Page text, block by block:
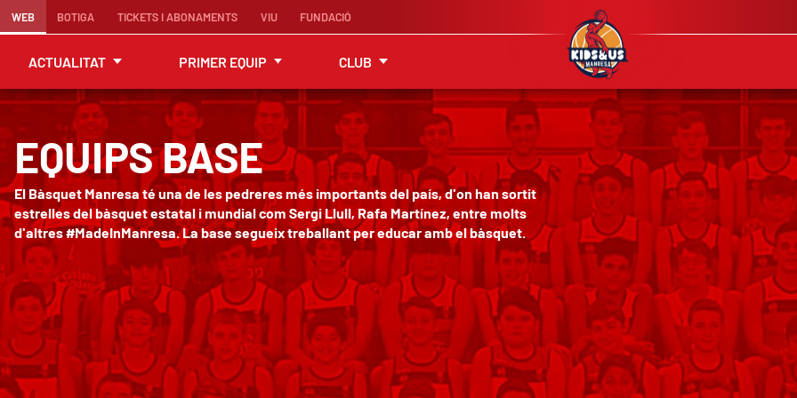
WEB BOTIGA TICKETS I ABONAMENTS VIU FUNDACIÓ
ACTUALITAT PRIMER EQUIP CLUB
EQUIPS BASE
El Bàsquet Manresa té una de les pedreres més importants del país, d'on han sortit
estrelles del bàsquet estatal i mundial com Sergi Llull, Rafa Martínez, entre molts
d'altres #MadeInManresa. La base segueix treballant per educar amb el bàsquet.